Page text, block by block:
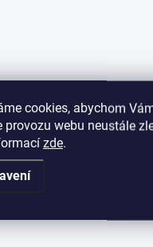
cookies, abychom
provozu webu neustále
zde.